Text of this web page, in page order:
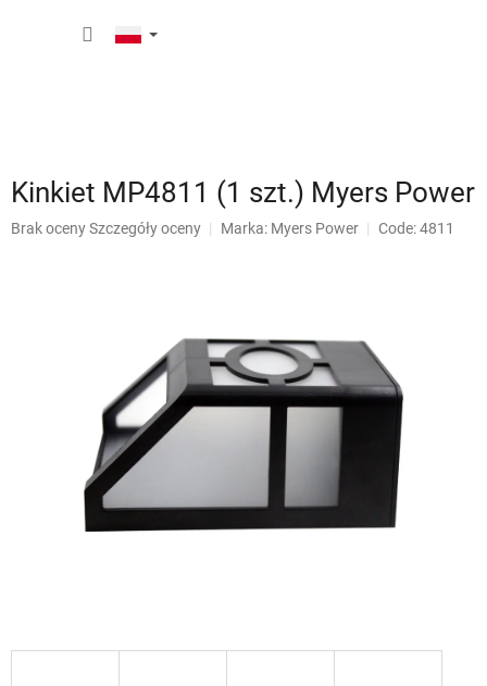
Kinkiet MP4811 (1 szt.) Myers Power
Średnia
Brak ocenySzczegóły oceny Marka: Myers Power Code: 4811